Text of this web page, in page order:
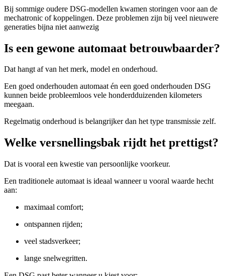
Bij sommige oudere DSG-modellen kwamen storingen voor aan de
mechatronic of koppelingen. Deze problemen zijn bij veel nieuwere
generaties bijna niet aanwezig
Is een gewone automaat betrouwbaarder?
Dat hangt af van het merk, model en onderhoud.
Een goed onderhouden automaat én een goed onderhouden DSG
kunnen beide probleemloos vele honderdduizenden kilometers
meegaan.
Regelmatig onderhoud is belangrijker dan het type transmissie zelf.
Welke versnellingsbak rijdt het prettigst?
Dat is vooral een kwestie van persoonlijke voorkeur.
Een traditionele automaat is ideaal wanneer u vooral waarde hecht
aan:
maximaal comfort;
ontspannen rijden;
veel stadsverkeer;
lange snelwegritten.